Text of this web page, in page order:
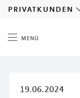
privatkunden
menü
19.06.2024